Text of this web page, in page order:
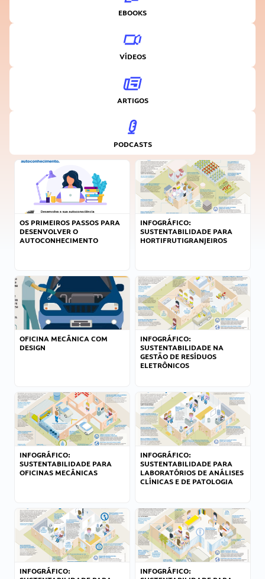
EBOOKS
VÍDEOS
ARTIGOS
PODCASTS
OS PRIMEIROS PASSOS PARA
DESENVOLVER O
AUTOCONHECIMENTO
INFOGRÁFICO:
SUSTENTABILIDADE PARA
HORTIFRUTIGRANJEIROS
OFICINA MECÂNICA COM
DESIGN
INFOGRÁFICO:
SUSTENTABILIDADE NA
GESTÃO DE RESÍDUOS
ELETRÔNICOS
INFOGRÁFICO:
SUSTENTABILIDADE PARA
OFICINAS MECÂNICAS
INFOGRÁFICO:
SUSTENTABILIDADE PARA
LABORATÓRIOS DE ANÁLISES
CLÍNICAS E DE PATOLOGIA
INFOGRÁFICO:
INFOGRÁFICO: